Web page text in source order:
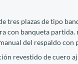
tres plazas de tipo
con banqueta partida.
del respaldo con
revestido de cuero